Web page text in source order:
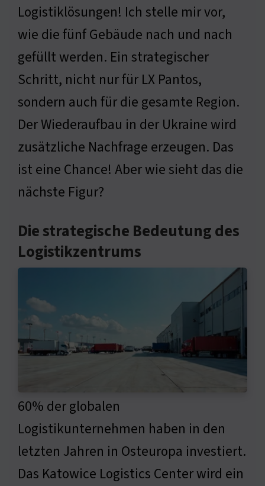
Logistiklösungen! Ich stelle mir vor,
wie die fünf Gebäude nach und nach
gefüllt werden. Ein strategischer
Schritt, nicht nur für LX Pantos,
sondern auch für die gesamte Region.
Der Wiederaufbau in der Ukraine wird
zusätzliche Nachfrage erzeugen. Das
ist eine Chance! Aber wie sieht das die
nächste Figur?
Die strategische Bedeutung des
Logistikzentrums
60% der globalen
Logistikunternehmen haben in den
letzten Jahren in Osteuropa investiert.
Das Katowice Logistics Center wird ein